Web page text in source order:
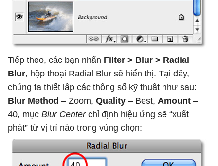
Tiếp theo, các bạn nhấn Filter > Blur > Radial
Blur, hộp thoại Radial Blur sẽ hiển thị. Tại đây,
chúng ta thiết lập các thông số kỹ thuật như sau:
Blur Method – Zoom, Quality – Best, Amount –
40, mục Blur Centerchỉ định hiệu ứng sẽ “xuất
phát” từ vị trí nào trong vùng chọn: